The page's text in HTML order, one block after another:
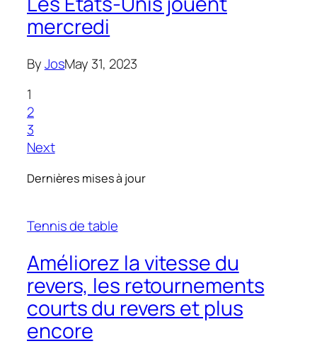
mercredi
ByJosMay 31, 2023
1
2
3
Next
Dernières mises à jour
Tennis de table
Améliorez la vitesse du
revers, les retournements
courts du revers et plus
encore